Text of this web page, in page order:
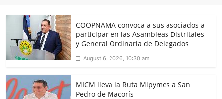
COOPNAMA convoca a sus asociados a
participar en las Asambleas Distritales
y General Ordinaria de Delegados
August 6, 2026, 10:30 am
MICM lleva la Ruta Mipymes a San
Pedro de Macorís